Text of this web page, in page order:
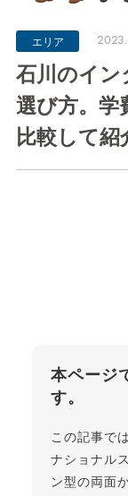
エリア
石川のイ
選び方。学
比較して紹
本ページ
す。
この記事で
ナショナル
ン型の両面